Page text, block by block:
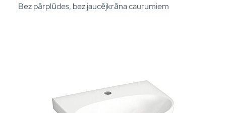
Bez pārplūdes, bez jaucējkrāna caurumiem